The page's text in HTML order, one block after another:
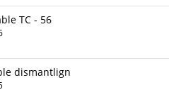
TC - 56
dismantlign